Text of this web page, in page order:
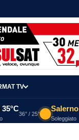
TV
35°C
36° / 25°
Salerno
Soleggiato